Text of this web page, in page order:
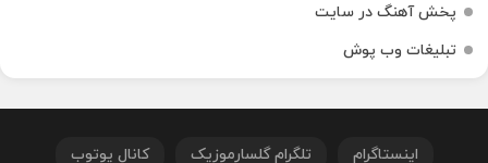
پخش آهنگ در سایت
تبلیغات وب پوش
اینستاگرام تلگرام گلسارموزیک کانال یوتوب